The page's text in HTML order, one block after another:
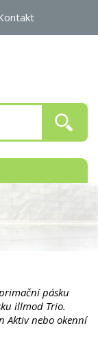
pásku
illmod Trio.
Aktiv nebo okenní